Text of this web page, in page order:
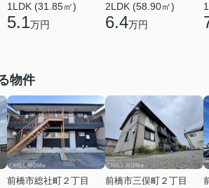
1LDK (31.85㎡)
5.1万円
2LDK (58.90㎡)
6.4万円
物件
前橋市総社町２丁目
前橋市三俣町２丁目